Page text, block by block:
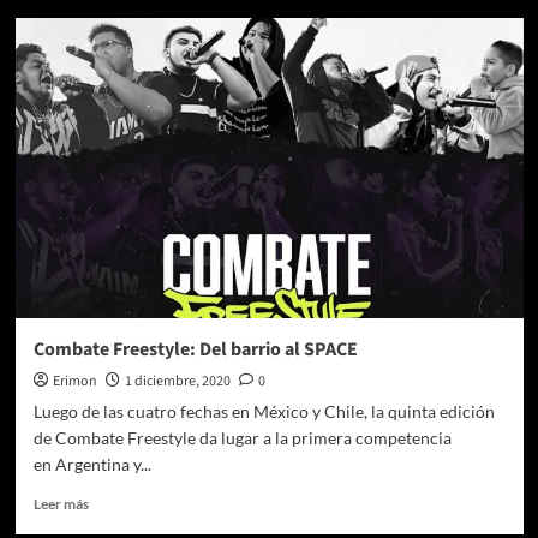
SPACE
presenta
la
nueva
temporada
Combate
Freestyle
Combate Freestyle: Del barrio al SPACE
Erimon 1 diciembre, 2020
0
Luego de las cuatro fechas en México y Chile, la quinta edición
de Combate Freestyle da lugar a la primera competencia
en Argentina y...
Leer másLeer